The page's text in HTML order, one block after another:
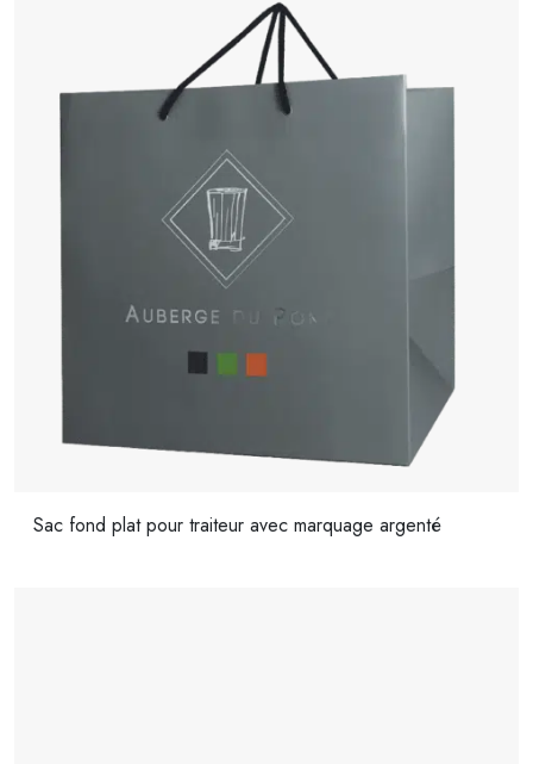
Sac fond plat pour traiteur avec marquage argenté